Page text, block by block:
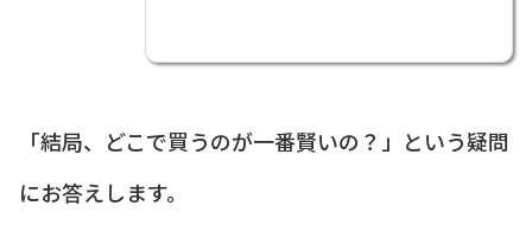
「結局、どこで買うのが一番賢いの？」という疑問
にお答えします。